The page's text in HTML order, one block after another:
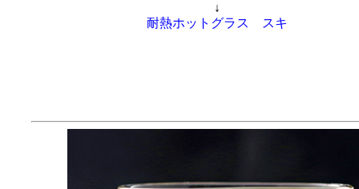
↓
耐熱ホットグラス スキ